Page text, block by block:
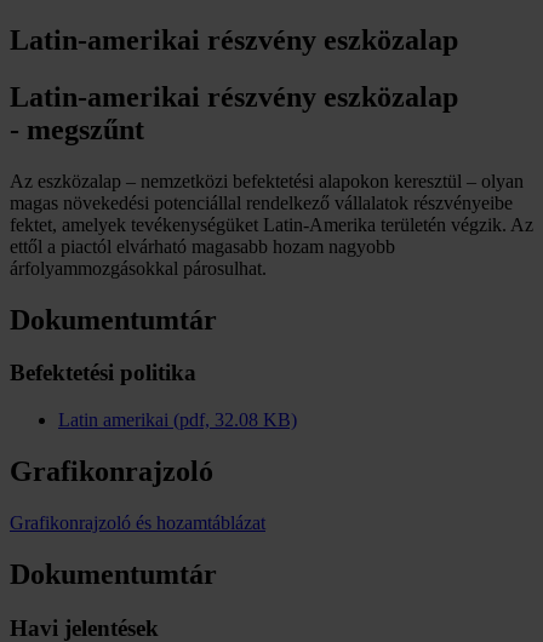
Latin-amerikai részvény eszközalap
Latin-amerikai részvény eszközalap
- megszűnt
Az eszközalap – nemzetközi befektetési alapokon keresztül – olyan
magas növekedési potenciállal rendelkező vállalatok részvényeibe
fektet, amelyek tevékenységüket Latin-Amerika területén végzik. Az
ettől a piactól elvárható magasabb hozam nagyobb
árfolyammozgásokkal párosulhat.
Dokumentumtár
Befektetési politika
Latin amerikai (pdf, 32.08 KB)
Grafikonrajzoló
Grafikonrajzoló és hozamtáblázat
Dokumentumtár
Havi jelentések